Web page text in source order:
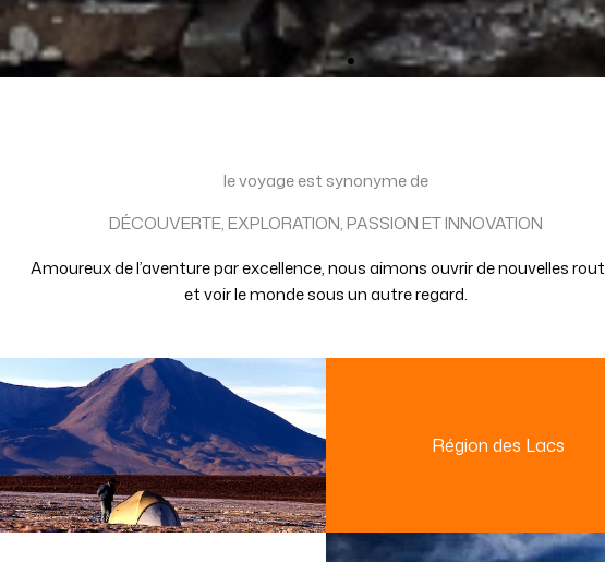
le voyage est synonyme de
DÉCOUVERTE, EXPLORATION, PASSION ET INNOVATION
Amoureux de l’aventure par excellence, nous aimons ouvrir de nouvelles
et voir le monde sous un autre regard.
Région des Lacs